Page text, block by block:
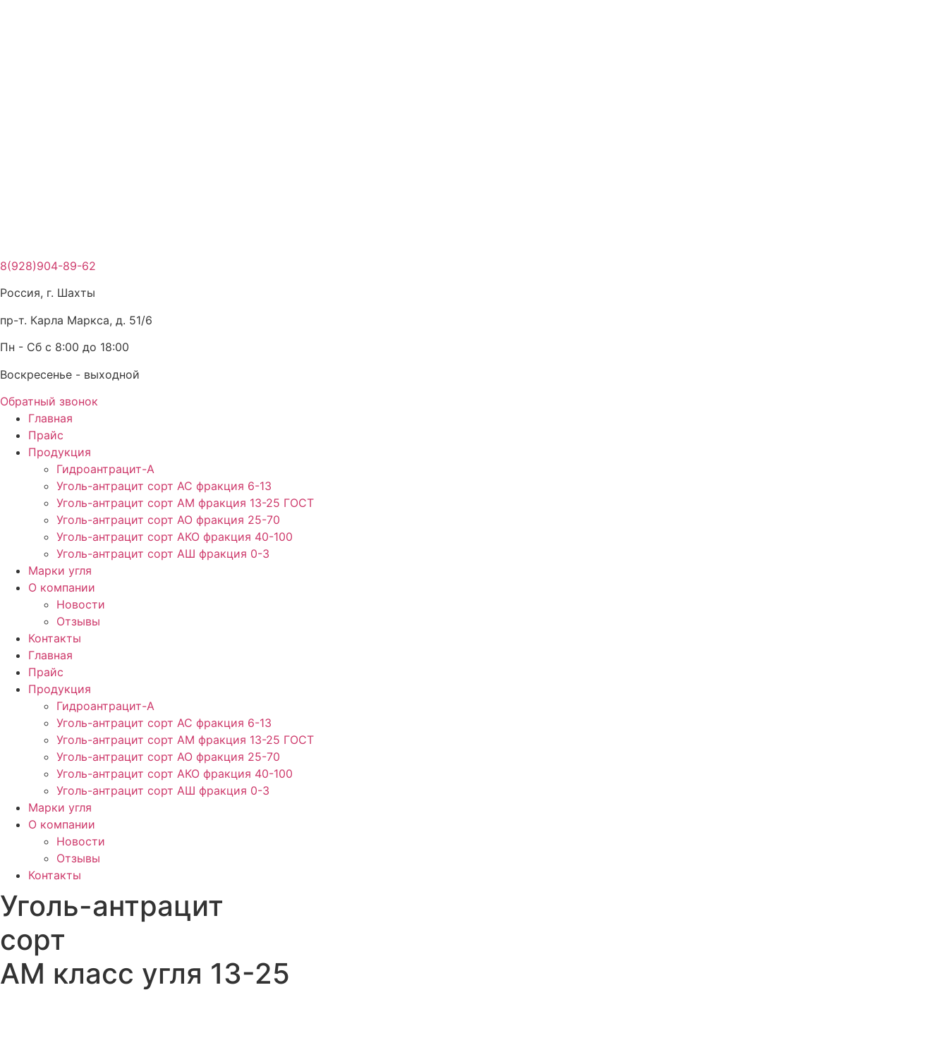
8(928)904-89-62
Россия, г. Шахты
пр-т. Карла Маркса, д. 51/6
Пн - Сб с 8:00 до 18:00
Воскресенье - выходной
Обратный звонок
Главная
Прайс
Продукция
Гидроантрацит-А
Уголь-антрацит сорт АС фракция 6-13
Уголь-антрацит сорт АМ фракция 13-25 ГОСТ
Уголь-антрацит сорт АО фракция 25-70
Уголь-антрацит сорт АКО фракция 40-100
Уголь-антрацит сорт АШ фракция 0-3
Марки угля
О компании
Новости
Отзывы
Контакты
Главная
Прайс
Продукция
Гидроантрацит-А
Уголь-антрацит сорт АС фракция 6-13
Уголь-антрацит сорт АМ фракция 13-25 ГОСТ
Уголь-антрацит сорт АО фракция 25-70
Уголь-антрацит сорт АКО фракция 40-100
Уголь-антрацит сорт АШ фракция 0-3
Марки угля
О компании
Новости
Отзывы
Контакты
Уголь-антрацит
cорт
АМ класс угля 13-25